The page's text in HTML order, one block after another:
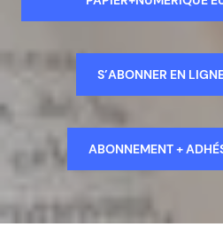
S’ABONNER EN
ABONNEMENT +